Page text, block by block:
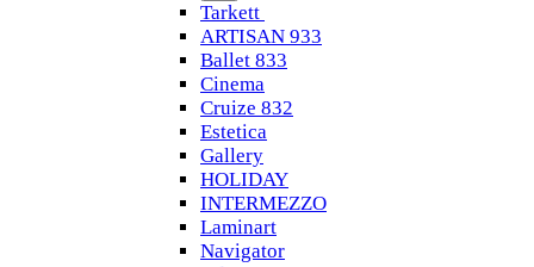
Tarkett
ARTISAN 933
Ballet 833
Cinema
Cruize 832
Estetica
Gallery
HOLIDAY
INTERMEZZO
Laminart
Navigator